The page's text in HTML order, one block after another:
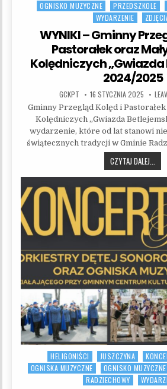
OGNISKO MUZYCZNE
PRZEDSZKOLE
WYDARZENIE
WYNIKI – Gminny
Pastorałek oraz
Kolędniczych
2024/2025
AUTHOR:
GCKPT PUBLISHED DATE:
16 STYCZNIA 2025
Gminny Przegląd Kolęd i
Kolędniczych „Gwiazda
wydarzenie, które od lat stanowi
świątecznych tradycji w Gminie
CZYTAJ DALEJ...
Posted in
HELIGONIŚCI JUSZCZYNA
OGNISKA MUZYCZNE
OGNISKO MUZYCZNE
RADZIECHOWY